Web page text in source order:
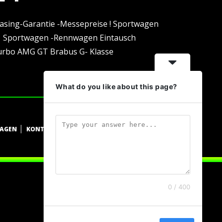
Garantie -Messepreise ! Sportwagen
-Rennwagen Eintausch
AMG GT Brabus G- Klasse
KONTAKT DATENSCHUTZ IMPRESSUM
What do you like about this page?
0 / 400